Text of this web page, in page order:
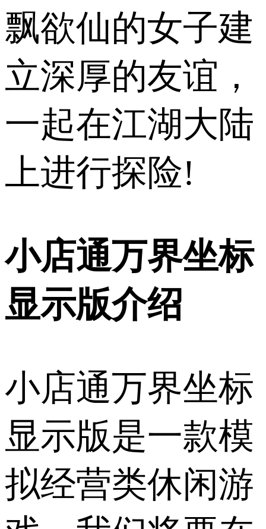
飘欲仙的女子建
立深厚的友谊，
一起在江湖大陆
上进行探险!
小店通万界坐标
显示版介绍
小店通万界坐标
显示版是一款模
拟经营类休闲游